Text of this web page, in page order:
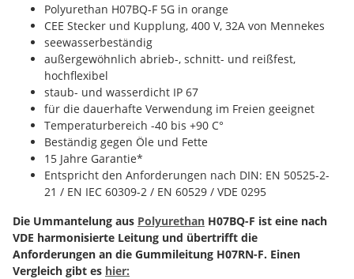
Polyurethan H07BQ-F 5G in orange
CEE Stecker und Kupplung, 400 V, 32A von Mennekes
seewasserbeständig
außergewöhnlich abrieb-, schnitt- und reißfest,
hochflexibel
staub- und wasserdicht IP 67
für die dauerhafte Verwendung im Freien geeignet
Temperaturbereich -40 bis +90 C°
Beständig gegen Öle und Fette
15 Jahre Garantie*
Entspricht den Anforderungen nach DIN: EN 50525-2-
21 / EN IEC 60309-2 / EN 60529 / VDE 0295
Die Ummantelung aus Polyurethan H07BQ-F ist eine nach
VDE harmonisierte Leitung und übertrifft die
Anforderungen an die Gummileitung H07RN-F. Einen
Vergleich gibt es hier: